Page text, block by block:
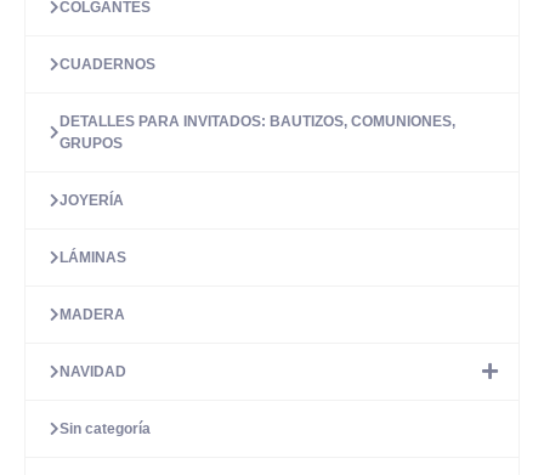
COLGANTES
CUADERNOS
DETALLES PARA INVITADOS: BAUTIZOS, COMUNIONES,
GRUPOS
JOYERÍA
LÁMINAS
MADERA
NAVIDAD
Sin categoría